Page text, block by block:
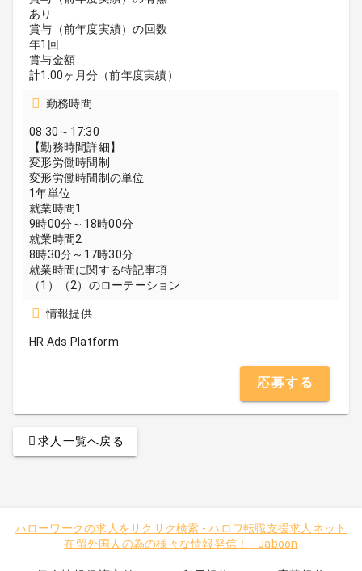
あり
賞与（前年度実績）の回数
年1回
賞与金額
計1.00ヶ月分（前年度実績）
勤務時間
08:30～17:30
【勤務時間詳細】
変形労働時間制
変形労働時間制の単位
1年単位
就業時間1
9時00分～18時00分
就業時間2
8時30分～17時30分
就業時間に関する特記事項
（1）（2）のローテーション
情報提供
HR Ads Platform
応募する
求人一覧へ戻る
ハローワークの求人をサクサク検索 -ハロワ転職支援求人ネット
在留外国人の為の様々な情報発信！
- Jaboon